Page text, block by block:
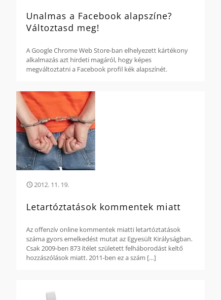
Unalmas a Facebook alapszíne?
Változtasd meg!
A Google Chrome Web Store-ban elhelyezett kártékony
alkalmazás azt hirdeti magáról, hogy képes
megváltoztatni a Facebook profil kék alapszínét.
2012. 11. 19.
Letartóztatások kommentek miatt
Az offenzív online kommentek miatti letartóztatások
száma gyors emelkedést mutat az Egyesült Királyságban.
Csak 2009-ben 873 ítélet született felháborodást keltő
hozzászólások miatt. 2011-ben ez a szám […]